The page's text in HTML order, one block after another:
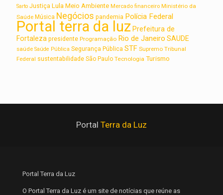
Sarto Justiça Lula Meio Ambiente Mercado financeiro Ministério da
Saúde Música Negócios pandemia Polícia Federal
Portal terra da luzPrefeitura de
Fortaleza presidente Programação Rio de Janeiro SAUDE
saúde Saúde Pública Segurança Pública STF Supremo Tribunal
Federal sustentabilidade São Paulo Tecnologia Turismo
Portal Terra da Luz
Portal Terra da Luz
O Portal Terra da Luz é um site de notícias que reúne as